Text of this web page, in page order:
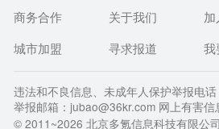
商务合作 关于我们
城市加盟
寻求报道 我
违法和不良信息、未成年人保护举报电
举报邮箱：jubao@36kr.com 网上有害信
© 2011~2026 北京多氪信息科技有限公